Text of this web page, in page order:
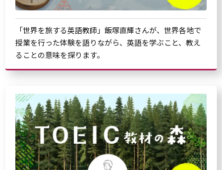
「世界を旅する英語教師」飯塚直輝さんが、世界各地で
授業を行った体験を語りながら、英語を学ぶこと、教え
ることの意味を探ります。